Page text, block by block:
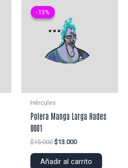
-13%
-13%
Hércules
Polera Manga Larga Hades
0001
$15.000 El
original
$13.000El
actual
Añadir al carrito